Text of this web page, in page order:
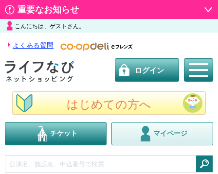
重要なお知らせ
こんにちは、ゲストさん。
よくある質問
ログイン
はじめての方へ
チケット マイページ